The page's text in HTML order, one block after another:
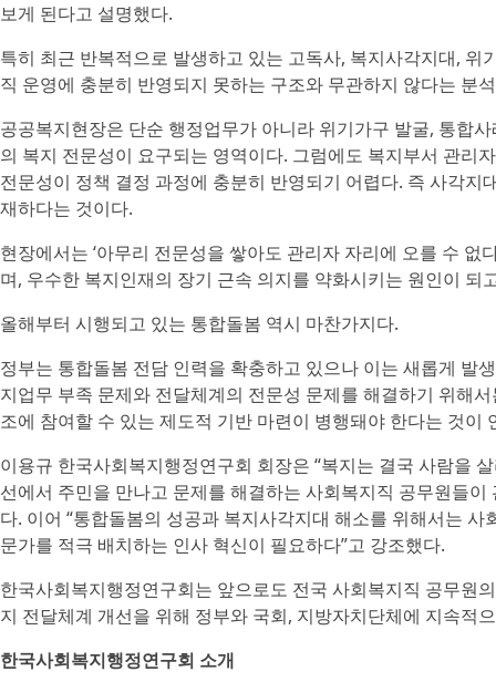
보게 된다고 설명했다.
특히 최근 반복적으로 발생하고 있는 고독사, 복지사각지대,
직 운영에 충분히 반영되지 못하는 구조와 무관하지 않다는 분
공공복지현장은 단순 행정업무가 아니라 위기가구 발굴, 통합
의 복지 전문성이 요구되는 영역이다. 그럼에도 복지부서 관리
전문성이 정책 결정 과정에 충분히 반영되기 어렵다. 즉 사각
재하다는 것이다.
현장에서는 ‘아무리 전문성을 쌓아도 관리자 자리에 오를 수
며, 우수한 복지인재의 장기 근속 의지를 약화시키는 원인이 되
올해부터 시행되고 있는 통합돌봄 역시 마찬가지다.
정부는 통합돌봄 전담 인력을 확충하고 있으나 이는 새롭게 발
지업무 부족 문제와 전달체계의 전문성 문제를 해결하기 위해
조에 참여할 수 있는 제도적 기반 마련이 병행돼야 한다는 것이
이용규 한국사회복지행정연구회 회장은 “복지는 결국 사람을
선에서 주민을 만나고 문제를 해결하는 사회복지직 공무원들
다. 이어 “통합돌봄의 성공과 복지사각지대 해소를 위해서는
문가를 적극 배치하는 인사 혁신이 필요하다”고 강조했다.
한국사회복지행정연구회는 앞으로도 전국 사회복지직 공무원
지 전달체계 개선을 위해 정부와 국회, 지방자치단체에 지속적
한국사회복지행정연구회 소개